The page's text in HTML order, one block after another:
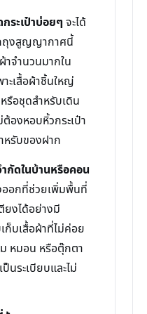
ระเป๋าบ่อยๆ จะได้
ถุงสูญญากาศนี้
าจำนวนมากใน
าะเสื้อผ้าชิ้นใหญ่
รือชุดสำหรับเดิน
ต้องหอบหิ้วกระเป๋า
หรับของฝาก
กัดในบ้านหรือคอน
อกที่ช่วยเพิ่มพื้นที่
ยงได้อย่างมี
ก็บเสื้อผ้าที่ไม่ค่อย
หมอน หรือตุ๊กตา
นระเบียบและไม่